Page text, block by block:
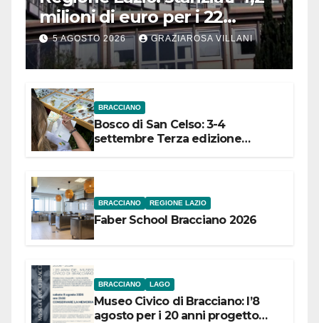
milioni di euro per i 22
Comuni dell’Etruria
Meridionale
5 AGOSTO 2026 GRAZIAROSA VILLANI
BRACCIANO
Bosco di San Celso: 3-4
settembre Terza edizione
BRACCIANO REGIONE LAZIO
Faber School Bracciano 2026
BRACCIANO LAGO
Museo Civico di Bracciano: l’8
agosto per i 20 anni progetto